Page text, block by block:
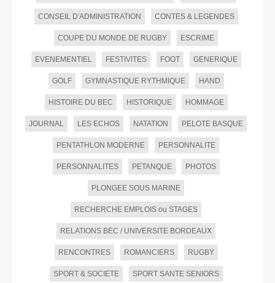
CONSEIL D'ADMINISTRATION CONTES & LEGENDES
COUPE DU MONDE DE RUGBY ESCRIME
EVENEMENTIEL FESTIVITES FOOT GENERIQUE
GOLF GYMNASTIQUE RYTHMIQUE HAND
HISTOIRE DU BEC HISTORIQUE HOMMAGE
JOURNAL LES ECHOS NATATION PELOTE BASQUE
PENTATHLON MODERNE PERSONNALITE
PERSONNALITES PETANQUE PHOTOS
PLONGEE SOUS MARINE
RECHERCHE EMPLOIS ou STAGES
RELATIONS BEC / UNIVERSITE BORDEAUX
RENCONTRES ROMANCIERS RUGBY
SPORT & SOCIETE SPORT SANTE SENIORS